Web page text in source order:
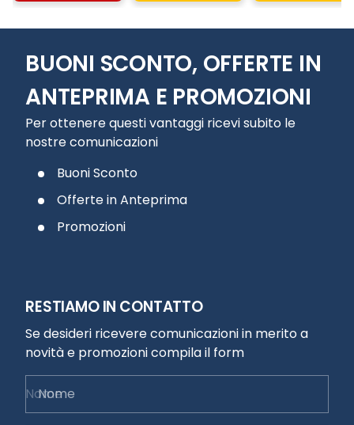
BUONI SCONTO, OFFERTE IN
ANTEPRIMA E PROMOZIONI
Per ottenere questi vantaggi ricevi subito le
nostre comunicazioni
Buoni Sconto
Offerte in Anteprima
Promozioni
RESTIAMO IN CONTATTO
Se desideri ricevere comunicazioni in merito a
novità e promozioni compila il form
Nome